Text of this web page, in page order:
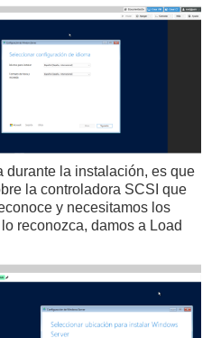
durante la instalación, es que
la controladora SCSI que
y necesitamos los
reconozca, damos a Load